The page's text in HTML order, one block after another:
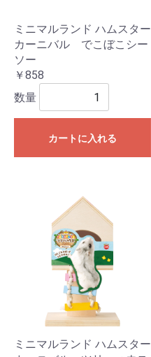
ミニマルランド ハムスター
カーニバル でこぼこシー
ソー
￥858
数量
カートに入れる
ミニマルランド ハムスター